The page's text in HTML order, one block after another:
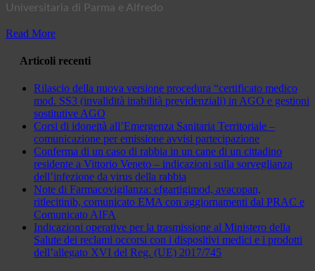
Universitaria di Parma e Alfredo
Read More
Articoli recenti
Rilascio della nuova versione procedura “certificato medico
mod. SS3 (invalidità inabilità previdenziali) in AGO e gestioni
sostitutive AGO
Corsi di idoneità all’Emergenza Sanitaria Territoriale –
comunicazione per emissione avvisi partecipazione
Conferma di un caso di rabbia in un cane di un cittadino
residente a Vittorio Veneto – indicazioni sulla sorveglianza
dell’infezione da virus della rabbia
Note di Farmacovigilanza: efgartigimod, avacopan,
ritlecitinib, comunicato EMA con aggiornamenti dal PRAC e
Comunicato AIFA
Indicazioni operative per la trasmissione al Ministero della
Salute dei reclami occorsi con i dispositivi medici e i prodotti
dell’allegato XVI del Reg. (UE) 2017/745